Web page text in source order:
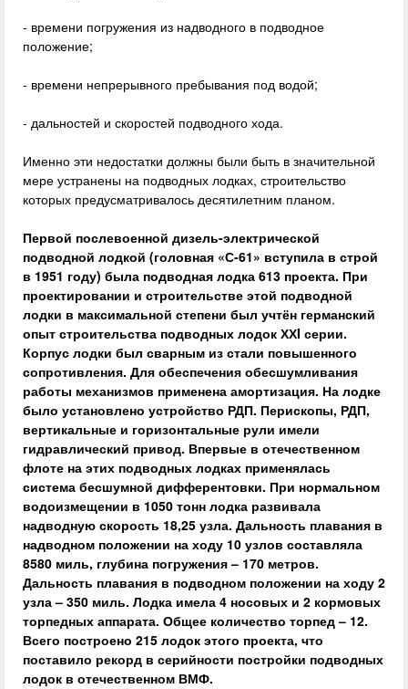
- времени погружения из надводного в подводное
положение;
- времени непрерывного пребывания под водой;
- дальностей и скоростей подводного хода.
Именно эти недостатки должны были быть в значительной
мере устранены на подводных лодках, строительство
которых предусматривалось десятилетним планом.
Первой послевоенной дизель-электрической
подводной лодкой (головная «С-61» вступила в строй
в 1951 году) была подводная лодка 613 проекта. При
проектировании и строительстве этой подводной
лодки в максимальной степени был учтён германский
опыт строительства подводных лодок ХХI серии.
Корпус лодки был сварным из стали повышенного
сопротивления. Для обеспечения обесшумливания
работы механизмов применена амортизация. На лодке
было установлено устройство РДП. Перископы, РДП,
вертикальные и горизонтальные рули имели
гидравлический привод. Впервые в отечественном
флоте на этих подводных лодках применялась
система бесшумной дифферентовки. При нормальном
водоизмещении в 1050 тонн лодка развивала
надводную скорость 18,25 узла. Дальность плавания в
надводном положении на ходу 10 узлов составляла
8580 миль, глубина погружения – 170 метров.
Дальность плавания в подводном положении на ходу 2
узла – 350 миль. Лодка имела 4 носовых и 2 кормовых
торпедных аппарата. Общее количество торпед – 12.
Всего построено 215 лодок этого проекта, что
поставило рекорд в серийности постройки подводных
лодок в отечественном ВМФ.